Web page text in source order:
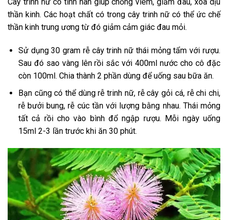
thần kinh. Các hoạt chất có trong cây trinh nữ có thể ức chế
thần kinh trung ương từ đó giảm cảm giác đau mỏi.
Sử dụng 30 gram rễ cây trinh nữ thái mỏng tẩm với rượu.
Sau đó sao vàng lên rồi sắc với 400ml nước cho cô đặc
còn 100ml. Chia thành 2 phần dùng để uống sau bữa ăn.
Bạn cũng có thể dùng rễ trinh nữ, rễ cây gỏi cá, rễ chi chi,
rễ bưởi bung, rễ cúc tần với lượng bằng nhau. Thái mỏng
tất cả rồi cho vào bình đổ ngập rượu. Mỗi ngày uống
15ml 2-3 lần trước khi ăn 30 phút.